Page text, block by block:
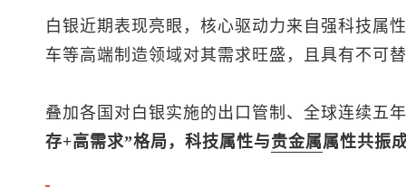
白银近期表现亮眼，核心驱动力来自强科技属
车等高端制造领域对其需求旺盛，且具有不可
叠加各国对白银实施的出口管制、全球连续五
存+高需求”格局，科技属性与贵金属属性共振